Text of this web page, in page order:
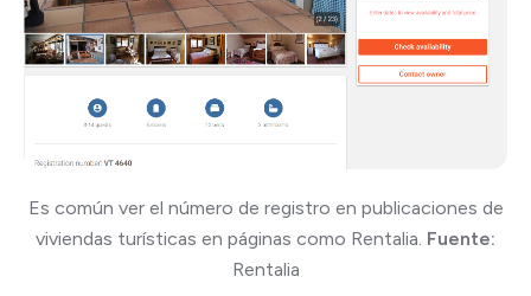
Es común ver el número de registro en publicaciones de
viviendas turísticas en páginas como Rentalia. Fuente:
Rentalia